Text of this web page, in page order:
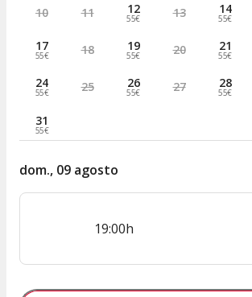
10 11 12
55€ 13 14
55€
17
55€ 18 19
55€ 20 21
55€
24
55€ 25 26
55€ 27 28
55€
31
55€
dom., 09 agosto
19:00h